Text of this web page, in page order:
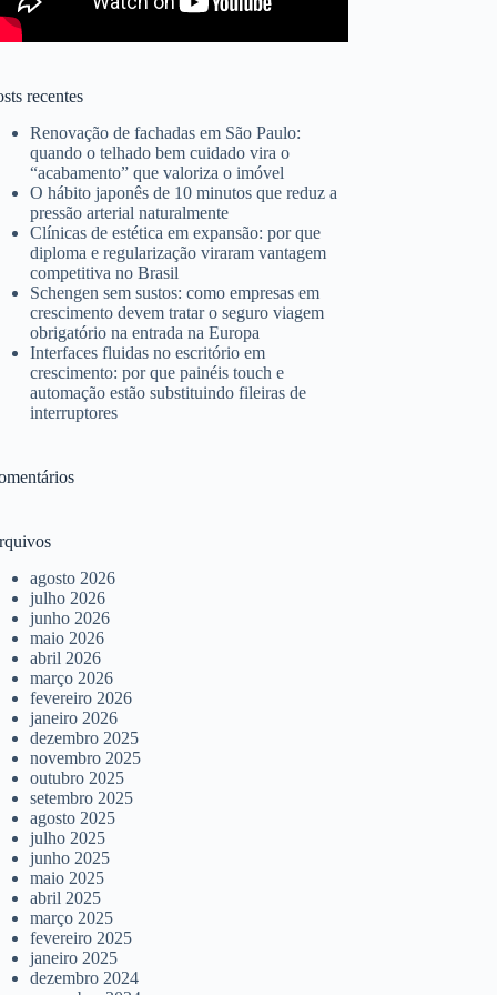
recentes
Renovação de fachadas em São Paulo:
quando o telhado bem cuidado vira o
“acabamento” que valoriza o imóvel
O hábito japonês de 10 minutos que reduz a
pressão arterial naturalmente
Clínicas de estética em expansão: por que
diploma e regularização viraram vantagem
competitiva no Brasil
Schengen sem sustos: como empresas em
crescimento devem tratar o seguro viagem
obrigatório na entrada na Europa
Interfaces fluidas no escritório em
crescimento: por que painéis touch e
automação estão substituindo fileiras de
interruptores
agosto 2026
julho 2026
junho 2026
maio 2026
abril 2026
março 2026
fevereiro 2026
janeiro 2026
dezembro 2025
novembro 2025
outubro 2025
setembro 2025
agosto 2025
julho 2025
junho 2025
maio 2025
abril 2025
março 2025
fevereiro 2025
janeiro 2025
dezembro 2024